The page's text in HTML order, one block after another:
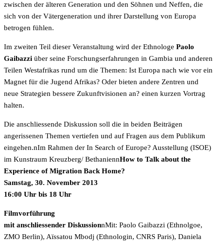
zwischen der älteren Generation und den Söhnen und Neffen, die
sich von der Vätergeneration und ihrer Darstellung von Europa
betrogen fühlen.
Im zweiten Teil dieser Veranstaltung wird der Ethnologe Paolo
Gaibazzi über seine Forschungserfahrungen in Gambia und anderen
Teilen Westafrikas rund um die Themen: Ist Europa nach wie vor ein
Magnet für die Jugend Afrikas? Oder bieten andere Zentren und
neue Strategien bessere Zukunftvisionen an? einen kurzen Vortrag
halten.
Die anschliessende Diskussion soll die in beiden Beiträgen
angerissenen Themen vertiefen und auf Fragen aus dem Publikum
eingehen.nIm Rahmen der In Search of Europe? Ausstellung (ISOE)
im Kunstraum Kreuzberg/ BethaniennHow to Talk about the
Experience of Migration Back Home?
Samstag, 30. November 2013
16:00 Uhr bis 18 Uhr
Filmvorführung
mit anschliessender DiskussionnMit: Paolo Gaibazzi (Ethnolgoe,
ZMO Berlin), Aïssatou Mbodj (Ethnologin, CNRS Paris), Daniela